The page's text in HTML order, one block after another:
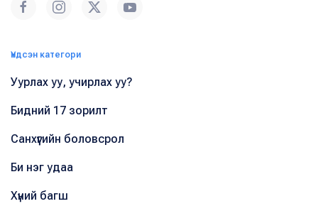
Үндсэн категори
Уурлах уу, учирлах уу?
Бидний 17 зорилт
Санхүүгийн боловсрол
Би нэг удаа
Хүний багш